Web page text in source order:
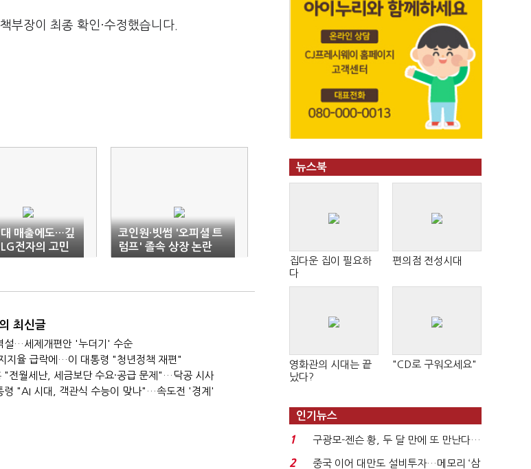
부장이 최종 확인·수정했습니다.
매출에도…깊
전자의 고민
코인원·빗썸 '오피셜 트
럼프' 졸속 상장 논란
최신글
설…세제개편안 '누더기' 수순
지율 급락에…이 대통령 "청년정책 재편"
"전월세난, 세금보단 수요·공급 문제"…닥공 시사
령 "AI 시대, 객관식 수능이 맞나"…속도전 '경계'
뉴스북
집다운 집이 필요하
다
편의점 전성시대
영화관의 시대는 끝
났다?
"CD로 구워오세요"
인기뉴스
1
구광모-젠슨 황, 두 달 만에 또 만난다…
로봇·AI 등 논...
2
중국 이어 대만도 설비투자…메모리 ‘삼